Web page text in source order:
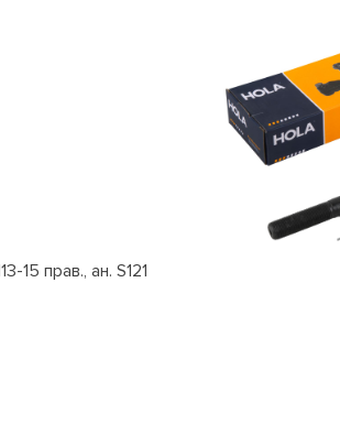
15 прав., ан. S121